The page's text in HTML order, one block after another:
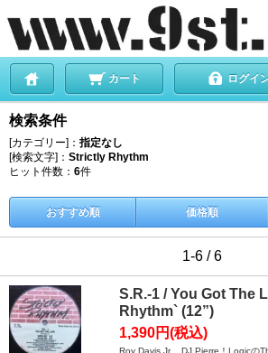
カート ログイ
検索条件
[カテゴリー]： 指定なし
[検索文字]： Strictly Rhythm
ヒット件数： 6件
おすすめ順 価格順
1-6 / 6
S.R.-1 / You Got The
Rhythm` (12”)
1,390円(税込)
Roy Davis Jr.、DJ Pierre！Logicの